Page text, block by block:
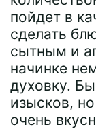
пойдет в
сделать
сытным и
начинке
духовку.
изысков,
очень